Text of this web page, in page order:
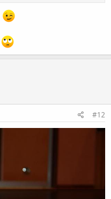
#12